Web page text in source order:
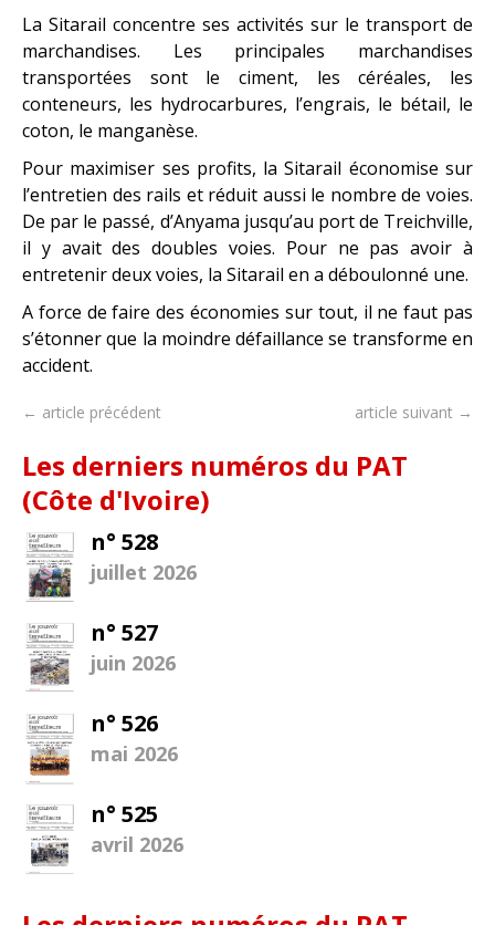
La Sitarail concentre ses activités sur le transport de
marchandises. Les principales marchandises
transportées sont le ciment, les céréales, les
conteneurs, les hydrocarbures, l’engrais, le bétail, le
coton, le manganèse.
Pour maximiser ses profits, la Sitarail économise sur
l’entretien des rails et réduit aussi le nombre de voies.
De par le passé, d’Anyama jusqu’au port de Treichville,
il y avait des doubles voies. Pour ne pas avoir à
entretenir deux voies, la Sitarail en a déboulonné une.
A force de faire des économies sur tout, il ne faut pas
s’étonner que la moindre défaillance se transforme en
accident.
← article précédent article suivant →
Les derniers numéros du PAT
(Côte d'Ivoire)
n° 528
juillet 2026
n° 527
juin 2026
n° 526
mai 2026
n° 525
avril 2026